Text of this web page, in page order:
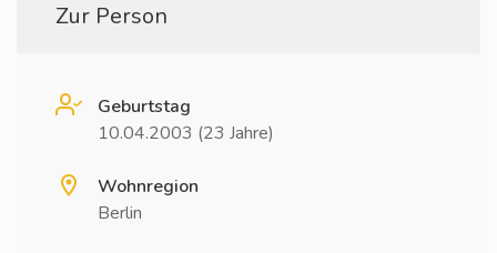
Zur Person
Geburtstag
10.04.2003 (23 Jahre)
Wohnregion
Berlin